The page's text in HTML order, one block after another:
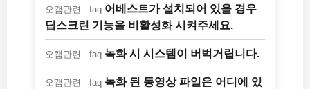
오캠관련 - faq 어베스트가 설치되어 있을 경우
딥스크린 기능을 비활성화 시켜주세요.
오캠관련 - faq 녹화 시 시스템이 버벅거립니다.
오캠관련 - faq 녹화 된 동영상 파일은 어디에 있